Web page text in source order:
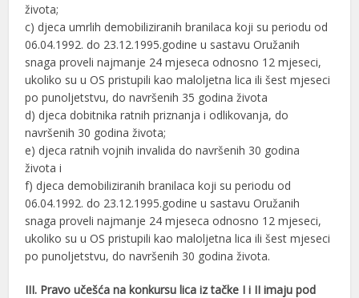
života;
c) djeca umrlih demobiliziranih branilaca koji su periodu od
06.04.1992. do 23.12.1995.godine u sastavu Oružanih
snaga proveli najmanje 24 mjeseca odnosno 12 mjeseci,
ukoliko su u OS pristupili kao maloljetna lica ili šest mjeseci
po punoljetstvu, do navršenih 35 godina života
d) djeca dobitnika ratnih priznanja i odlikovanja, do
navršenih 30 godina života;
e) djeca ratnih vojnih invalida do navršenih 30 godina
života i
f) djeca demobiliziranih branilaca koji su periodu od
06.04.1992. do 23.12.1995.godine u sastavu Oružanih
snaga proveli najmanje 24 mjeseca odnosno 12 mjeseci,
ukoliko su u OS pristupili kao maloljetna lica ili šest mjeseci
po punoljetstvu, do navršenih 30 godina života.
III. Pravo učešća na konkursu lica iz tačke I i II imaju pod